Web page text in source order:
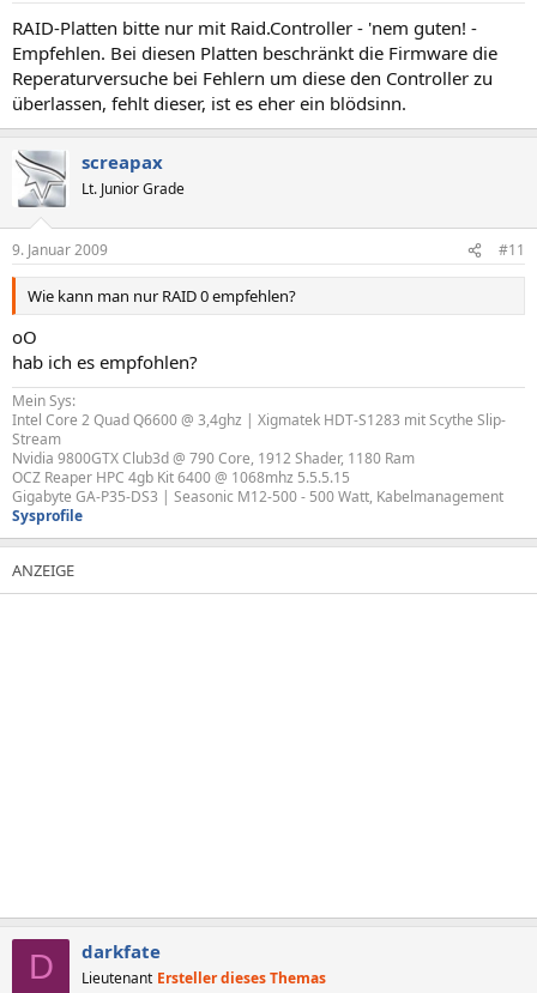
RAID-Platten bitte nur mit Raid.Controller - 'nem guten! -
Empfehlen. Bei diesen Platten beschränkt die Firmware die
Reperaturversuche bei Fehlern um diese den Controller zu
überlassen, fehlt dieser, ist es eher ein blödsinn.
screapax
Lt. Junior Grade
9. Januar 2009 #11
Wie kann man nur RAID 0 empfehlen?
oO
hab ich es empfohlen?
Mein Sys:
Intel Core 2 Quad Q6600 @ 3,4ghz | Xigmatek HDT-S1283 mit Scythe Slip-
Stream
Nvidia 9800GTX Club3d @ 790 Core, 1912 Shader, 1180 Ram
OCZ Reaper HPC 4gb Kit 6400 @ 1068mhz 5.5.5.15
Gigabyte GA-P35-DS3 | Seasonic M12-500 - 500 Watt, Kabelmanagement
Sysprofile
D darkfate
Lieutenant Ersteller dieses Themas